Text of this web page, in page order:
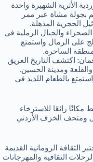
الأثرية الشهيرة واحدة
بجولة مشاة عبر ممر
الحجرية المذهلة.
والجبال الرملية في
على الرمال واستمتع
الساحرة.
اكتشف التاريخ العريق
ومدينة الحسين.
بالطعام اللذيذ في
مكانًا رائعًا للاسترخاء
ومتحف الخزف الأردني
الثقافة الرومانية القديمة
الثقافية والمهرجانات